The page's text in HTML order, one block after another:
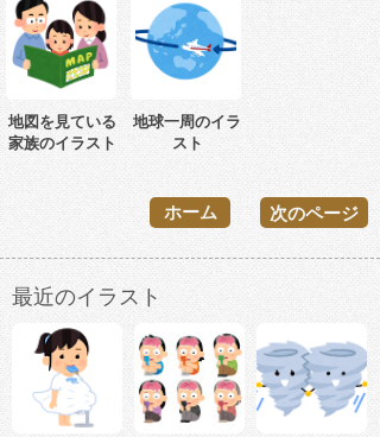
地図を見ている
家族のイラスト
地球一周のイラ
スト
次のページ
ホーム
最近のイラスト